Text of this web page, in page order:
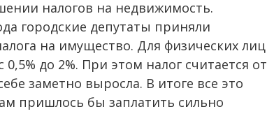
налогов на недвижимость.
городские депутаты приняли
на имущество. Для физических лиц
до 2%. При этом налог считается от
заметно выросла. В итоге все это
пришлось бы заплатить сильно